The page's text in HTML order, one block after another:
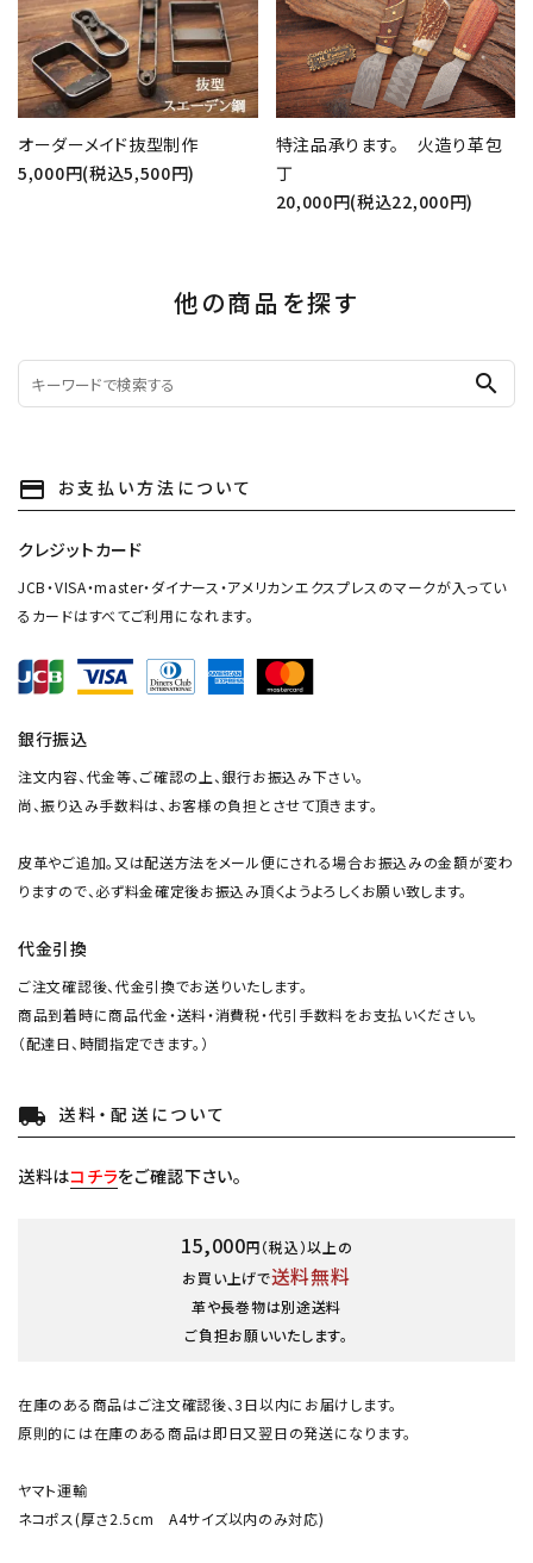
オーダーメイド抜型制作
5,000円(税込5,500円)
特注品承ります。 火造り革包
丁
20,000円(税込22,000円)
他の商品を探す
search
payment お支払い方法について
クレジットカード
JCB・VISA・master・ダイナース・アメリカンエクスプレスのマークが入ってい
るカードはすべてご利用になれます。
銀行振込
注文内容、代金等、ご確認の上、銀行お振込み下さい。
尚、振り込み手数料は、お客様の負担とさせて頂きます。
皮革やご追加。又は配送方法をメール便にされる場合お振込みの金額が変わ
りますので、必ず料金確定後お振込み頂くようよろしくお願い致します。
代金引換
ご注文確認後、代金引換でお送りいたします。
商品到着時に商品代金・送料・消費税・代引手数料をお支払いください。
（配達日、時間指定できます。）
local_shipping 送料・配送について
送料はコチラをご確認下さい。
15,000円（税込）以上の
お買い上げで送料無料
革や長巻物は別途送料
ご負担お願いいたします。
在庫のある商品はご注文確認後、3日以内にお届けします。
原則的には在庫のある商品は即日又翌日の発送になります。
ヤマト運輸
ネコポス(厚さ2.5cm A4サイズ以内のみ対応)